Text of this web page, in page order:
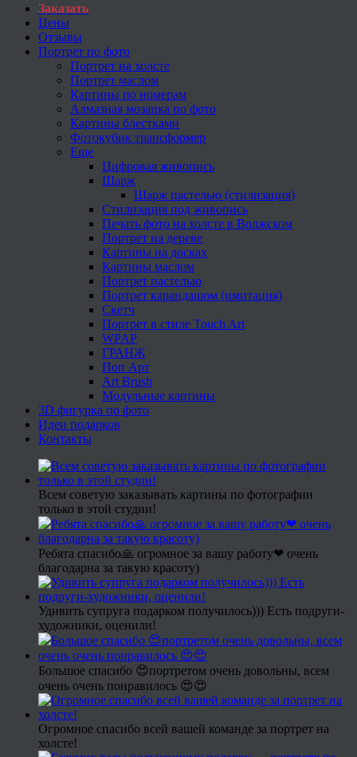
Заказать
Цены
Отзывы
Портрет по фото
Портрет на холсте
Портрет маслом
Картины по номерам
Алмазная мозаика по фото
Картины блестками
Фотокубик трансформер
Еще
Цифровая живопись
Шарж
Шарж пастелью (стилизация)
Стилизация под живопись
Печать фото на холсте в Волжском
Портрет на дереве
Картины на досках
Картины маслом
Портрет пастелью
Портрет карандашом (имитация)
Скетч
Портрет в стиле Touch Art
WPAP
ГРАНЖ
Поп Арт
Art Brush
Модульные картины
3D фигурка по фото
Идеи подарков
Контакты
Всем советую заказывать картины по фотографии
только в этой студии!
Ребята спасибо🙏 огромное за вашу работу❤ очень
благодарна за такую красоту)
Удивить супруга подарком получилось))) Есть подруги-
художники, оценили!
Большое спасибо 😍портретом очень довольны, всем
очень очень понравилось 😍😍
Огромное спасибо всей вашей команде за портрет на
холсте!